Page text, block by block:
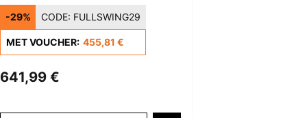
-29% CODE: FULLSWING29
MET VOUCHER: 455,81 €
641,99 €